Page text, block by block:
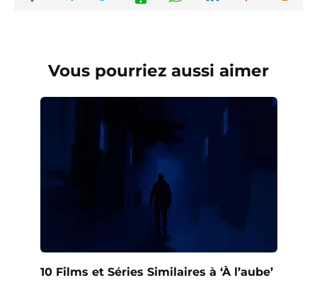
Vous pourriez aussi aimer
10 Films et Séries Similaires à ‘À l’aube’